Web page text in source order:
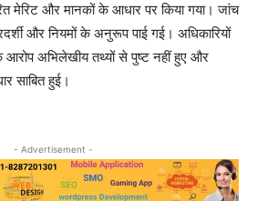
मेरिट और मानकों के आधार पर किया गया। जांच
और नियमों के अनुरूप पाई गई। अधिकारियों
आरोप अभिलेखीय तथ्यों से पुष्ट नहीं हुए और
साबित हुई।
- Advertisement -